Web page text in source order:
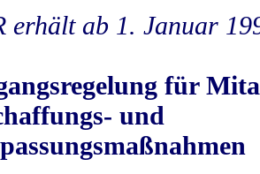
erhält ab 1. Januar
für
und